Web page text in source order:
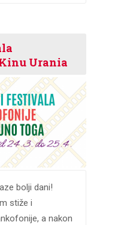
Urania
bolji dani!
stiže i
a nakon